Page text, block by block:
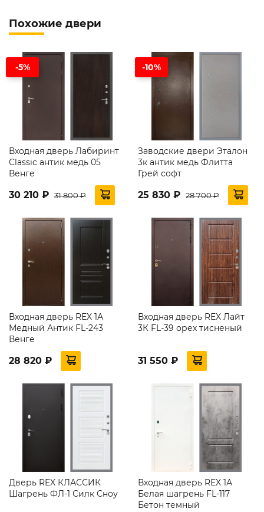
Похожие двери
-5%
Входная дверь Лабиринт
Classic антик медь 05
Венге
30 210 ₽ 31 800 ₽
-10%
Заводские двери Эталон
3к антик медь Флитта
Грей софт
25 830 ₽ 28 700 ₽
Входная дверь REX 1А
Медный Антик FL-243
Венге
28 820 ₽
Входная дверь REX Лайт
3К FL-39 орех тисненый
31 550 ₽
Дверь REX КЛАССИК
Шагрень ФЛ-1 Силк Сноу
Входная дверь REX 1А
Белая шагрень FL-117
Бетон темный